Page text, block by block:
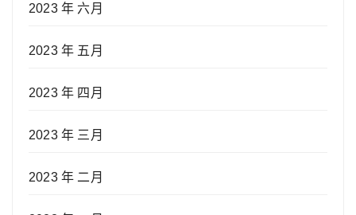
2023 年 六月
2023 年 五月
2023 年 四月
2023 年 三月
2023 年 二月